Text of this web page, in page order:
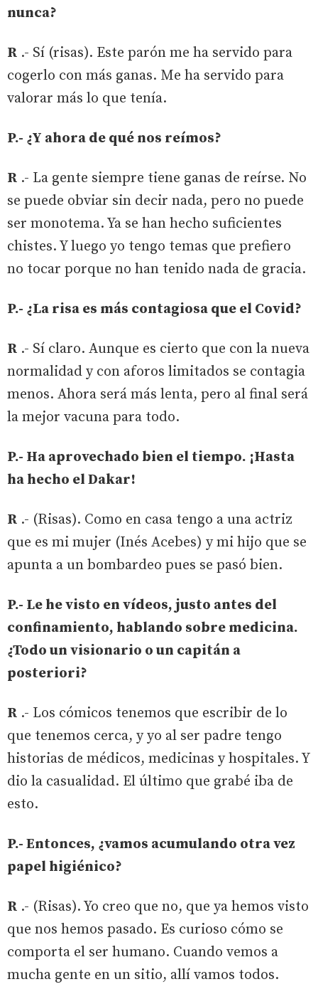
nunca?
R .- Sí (risas). Este parón me ha servido para
cogerlo con más ganas. Me ha servido para
valorar más lo que tenía.
P.- ¿Y ahora de qué nos reímos?
R .- La gente siempre tiene ganas de reírse. No
se puede obviar sin decir nada, pero no puede
ser monotema. Ya se han hecho suficientes
chistes. Y luego yo tengo temas que prefiero
no tocar porque no han tenido nada de gracia.
P.- ¿La risa es más contagiosa que el Covid?
R .- Sí claro. Aunque es cierto que con la nueva
normalidad y con aforos limitados se contagia
menos. Ahora será más lenta, pero al final será
la mejor vacuna para todo.
P.- Ha aprovechado bien el tiempo. ¡Hasta
ha hecho el Dakar!
R .- (Risas). Como en casa tengo a una actriz
que es mi mujer (Inés Acebes) y mi hijo que se
apunta a un bombardeo pues se pasó bien.
P.- Le he visto en vídeos, justo antes del
confinamiento, hablando sobre medicina.
¿Todo un visionario o un capitán a
posteriori?
R .- Los cómicos tenemos que escribir de lo
que tenemos cerca, y yo al ser padre tengo
historias de médicos, medicinas y hospitales. Y
dio la casualidad. El último que grabé iba de
esto.
P.- Entonces, ¿vamos acumulando otra vez
papel higiénico?
R .- (Risas). Yo creo que no, que ya hemos visto
que nos hemos pasado. Es curioso cómo se
comporta el ser humano. Cuando vemos a
mucha gente en un sitio, allí vamos todos.